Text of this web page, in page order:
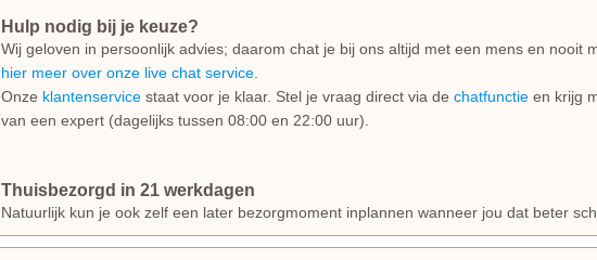
Hulp nodig bij je keuze?
Wij geloven in persoonlijk advies; daarom chat je bij ons altijd met een mens en nooit
hier meer over onze live chat service
Onze klantenservice staat voor je klaar. Stel je vraag direct via de chatfunctie en krijg
van een expert (dagelijks tussen 08:00 en 22:00 uur).
Thuisbezorgd in 21 werkdagen
Natuurlijk kun je ook zelf een later bezorgmoment inplannen wanneer jou dat beter